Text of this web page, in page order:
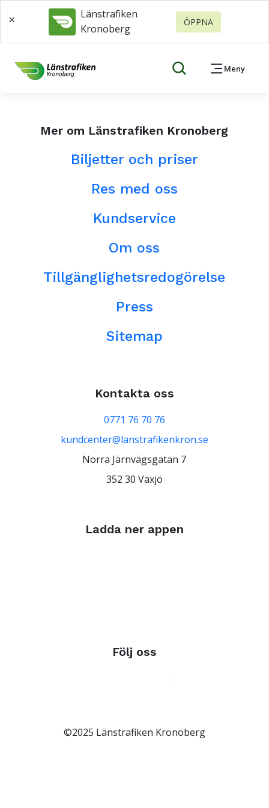
×
Länstrafiken
Kronoberg
ÖPPNA
Meny
Mer om Länstrafiken Kronoberg
Biljetter och priser
Res med oss
Kundservice
Om oss
Tillgänglighetsredogörelse
Press
Sitemap
Kontakta oss
0771 76 70 76
kundcenter@lanstrafikenkron.se
Norra Järnvägsgatan 7
352 30 Växjö
Ladda ner appen
Följ oss
©2025 Länstrafiken Kronoberg